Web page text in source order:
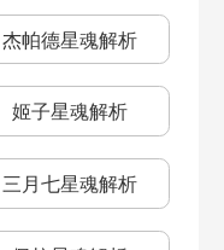
镜流上线时间
景元光锥推荐
1.0二期光锥
雅利洛行政区
长乐天
雅利洛机械聚落
雅利洛铆钉镇
杰帕德星魂解析
姬子星魂解析
三月七星魂解析